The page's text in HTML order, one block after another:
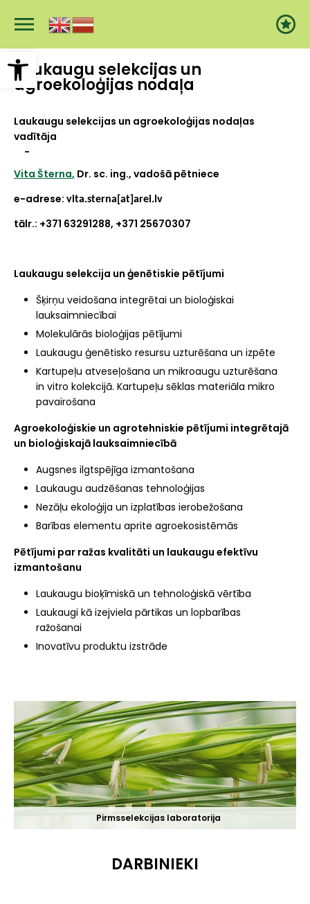
Open toolbar
galveno
Laukaugu selekcijas un
agroekoloģijas nodaļa
Laukaugu selekcijas un agroekoloģijas nodaļas
vadītāja
-
Vita Šterna, Dr. sc. ing., vadošā pētniece
e-adrese: vita.sterna[at]arei.lv
tālr.: +371 63291288, +371 25670307
Laukaugu selekcija un ģenētiskie pētījumi
Šķirņu veidošana integrētai un bioloģiskai
lauksaimniecībai
Molekulārās bioloģijas pētījumi
Laukaugu ģenētisko resursu uzturēšana un izpēte
Kartupeļu atveseļošana un mikroaugu uzturēšana
in vitro kolekcijā. Kartupeļu sēklas materiāla mikro
pavairošana
Agroekoloģiskie un agrotehniskie pētījumi integrētajā
un bioloģiskajā lauksaimniecībā
Augsnes ilgtspējīga izmantošana
Laukaugu audzēšanas tehnoloģijas
Nezāļu ekoloģija un izplatības ierobežošana
Barības elementu aprite agroekosistēmās
Pētījumi par ražas kvalitāti un laukaugu efektīvu
izmantošanu
Laukaugu bioķīmiskā un tehnoloģiskā vērtība
Laukaugi kā izejviela pārtikas un lopbarības
ražošanai
Inovatīvu produktu izstrāde
Pirmsselekcijas laboratorija
DARBINIEKI